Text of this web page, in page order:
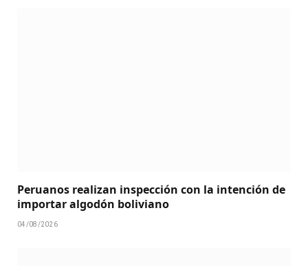
Peruanos realizan inspección con la intención de
importar algodón boliviano
04/08/2026